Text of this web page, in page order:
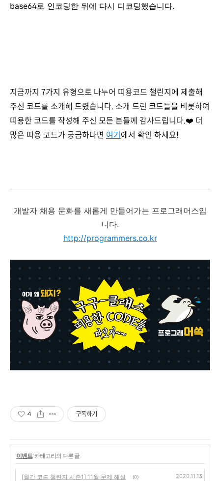
base64로 인코딩한 뒤에 다시 디코딩했습니다.
지금까지 7가지 유형으로 나누어 띠용코드 챌린지에 제출해
주신 코드를 소개해 드렸습니다. 소개 드린 코드들을 비롯하여
띠용한 코드를 작성해 주신 모든 분들께 감사드립니다.❤️ 더
많은 띠용 코드가 궁금하다면 여기에서 확인 하세요!
개발자 채용 문화를 새롭게 만들어가는 프로그래머스입
니다.
http://programmers.co.kr
4 구독하기
'이벤트' 카테고리의 다른 글
[월간 코드 챌린지 시즌1] 11월 문제 해설 (0) 2020.11.13